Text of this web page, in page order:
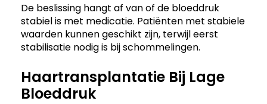
De beslissing hangt af van of de bloeddruk
stabiel is met medicatie. Patiënten met stabiele
waarden kunnen geschikt zijn, terwijl eerst
stabilisatie nodig is bij schommelingen.
Haartransplantatie Bij Lage
Bloeddruk